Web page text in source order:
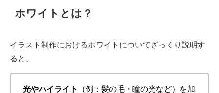
ホワイトとは？
イラスト制作におけるホワイトについてざっくり説明す
ると、
光やハイライト
（例：髪の毛・瞳の光など）を加